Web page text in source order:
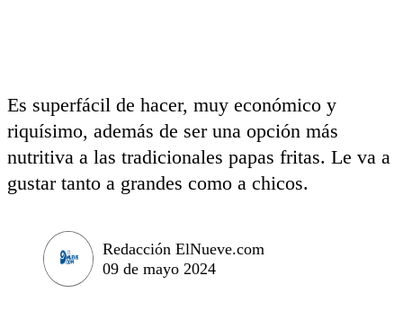
Es superfácil de hacer, muy económico y
riquísimo, además de ser una opción más
nutritiva a las tradicionales papas fritas. Le va a
gustar tanto a grandes como a chicos.
Redacción ElNueve.com
09 de mayo 2024